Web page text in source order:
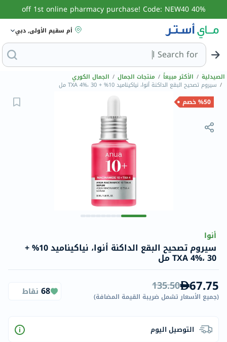
40% off 1st online pharmacy purchase! Code: NEW40
أم سقيم الأولى, دبي
Search for البحث عن مزيل عرق
الصيدلية / الأكثر مبيعاً / منتجات الجمال / الجمال الكوري
/ سيروم تصحيح البقع الداكنة أنوا، نياكيناميد 10% + TXA 4%، 30 مل
%50 خصم
أنوا
سيروم تصحيح البقع الداكنة أنوا، نياكيناميد 10% +
TXA 4%، 30 مل
67.75
135.50
(جميع الأسعار تشمل ضريبة القيمة المضافة)
68 نقاط
التوصيل اليوم